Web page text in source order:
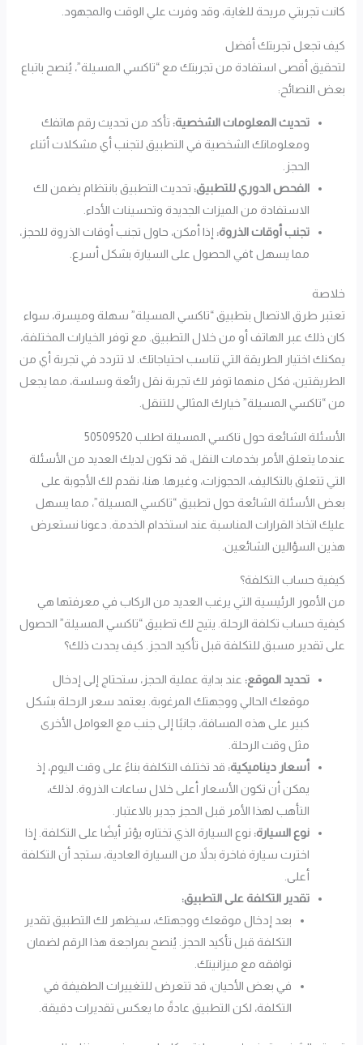
كانت تجربتي مريحة للغاية، وقد وفرت علي الوقت والمجهود.
كيف تجعل تجربتك أفضل
لتحقيق أقصى استفادة من تجربتك مع “تاكسي المسيلة”، يُنصح باتباع
بعض النصائح:
تحديث المعلومات الشخصية: تأكد من تحديث رقم هاتفك
ومعلوماتك الشخصية في التطبيق لتجنب أي مشكلات أثناء
الحجز.
الفحص الدوري للتطبيق: تحديث التطبيق بانتظام يضمن لك
الاستفادة من الميزات الجديدة وتحسينات الأداء.
تجنب أوقات الذروة: إذا أمكن، حاول تجنب أوقات الذروة للحجز،
مما يسهل tفي الحصول على السيارة بشكل أسرع.
خلاصة
تعتبر طرق الاتصال بتطبيق “تاكسي المسيلة” سهلة وميسرة، سواء
كان ذلك عبر الهاتف أو من خلال التطبيق. مع توفر الخيارات المختلفة،
يمكنك اختيار الطريقة التي تناسب احتياجاتك. لا تتردد في تجربة أي من
الطريقتين، فكل منهما توفر لك تجربة نقل رائعة وسلسة، مما يجعل
من “تاكسي المسيلة” خيارك المثالي للتنقل.
الأسئلة الشائعة حول تاكسي المسيلة اطلب 50509520
عندما يتعلق الأمر بخدمات النقل، قد تكون لديك العديد من الأسئلة
التي تتعلق بالتكاليف، الحجوزات، وغيرها. هنا، نقدم لك الأجوبة على
بعض الأسئلة الشائعة حول تطبيق “تاكسي المسيلة”، مما يسهل
عليك اتخاذ القرارات المناسبة عند استخدام الخدمة. دعونا نستعرض
هذين السؤالين الشائعين.
كيفية حساب التكلفة؟
من الأمور الرئيسية التي يرغب العديد من الركاب في معرفتها هي
كيفية حساب تكلفة الرحلة. يتيح لك تطبيق “تاكسي المسيلة” الحصول
على تقدير مسبق للتكلفة قبل تأكيد الحجز. كيف يحدث ذلك؟
تحديد الموقع: عند بداية عملية الحجز، ستحتاج إلى إدخال
موقعك الحالي ووجهتك المرغوبة. يعتمد سعر الرحلة بشكل
كبير على هذه المسافة، جانبًا إلى جنب مع العوامل الأخرى
مثل وقت الرحلة.
أسعار ديناميكية: قد تختلف التكلفة بناءً على وقت اليوم، إذ
يمكن أن تكون الأسعار أعلى خلال ساعات الذروة. لذلك،
التأهب لهذا الأمر قبل الحجز جدير بالاعتبار.
نوع السيارة: نوع السيارة الذي تختاره يؤثر أيضًا على التكلفة. إذا
اخترت سيارة فاخرة بدلاً من السيارة العادية، ستجد أن التكلفة
أعلى.
تقدير التكلفة على التطبيق:
بعد إدخال موقعك ووجهتك، سيظهر لك التطبيق تقدير
التكلفة قبل تأكيد الحجز. يُنصح بمراجعة هذا الرقم لضمان
توافقه مع ميزانيتك.
في بعض الأحيان، قد تتعرض للتغييرات الطفيفة في
التكلفة، لكن التطبيق عادةً ما يعكس تقديرات دقيقة.